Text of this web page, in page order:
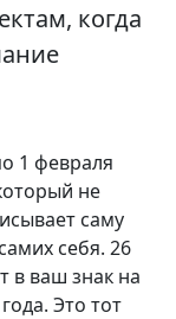
когда
1 февраля
не
саму
себя. 26
в ваш знак на
Это тот